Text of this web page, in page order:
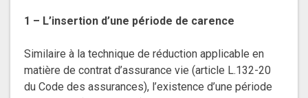
1 – L’insertion d’une période de carence
Similaire à la technique de réduction applicable en
matière de contrat d’assurance vie (article L.132-20
du Code des assurances), l’existence d’une période